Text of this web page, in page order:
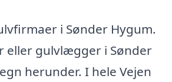
i Sønder Hygum.
eller gulvlægger i Sønder
herunder. I hele Vejen